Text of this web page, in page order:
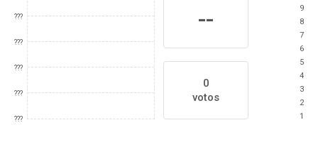
???
???
???
???
???
--
0
votos
9
8
7
6
5
4
3
2
1